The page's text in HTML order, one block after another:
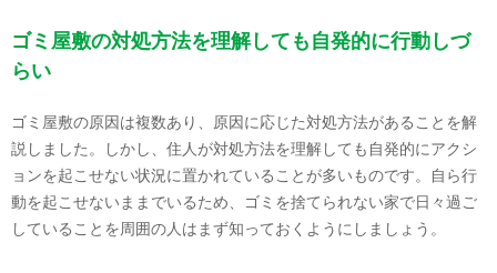
ゴミ屋敷の対処方法を理解しても自発的に行動しづ
らい
ゴミ屋敷の原因は複数あり、原因に応じた対処方法があることを解
説しました。しかし、住人が対処方法を理解しても自発的にアクシ
ョンを起こせない状況に置かれていることが多いものです。自ら行
動を起こせないままでいるため、ゴミを捨てられない家で日々過ご
していることを周囲の人はまず知っておくようにしましょう。